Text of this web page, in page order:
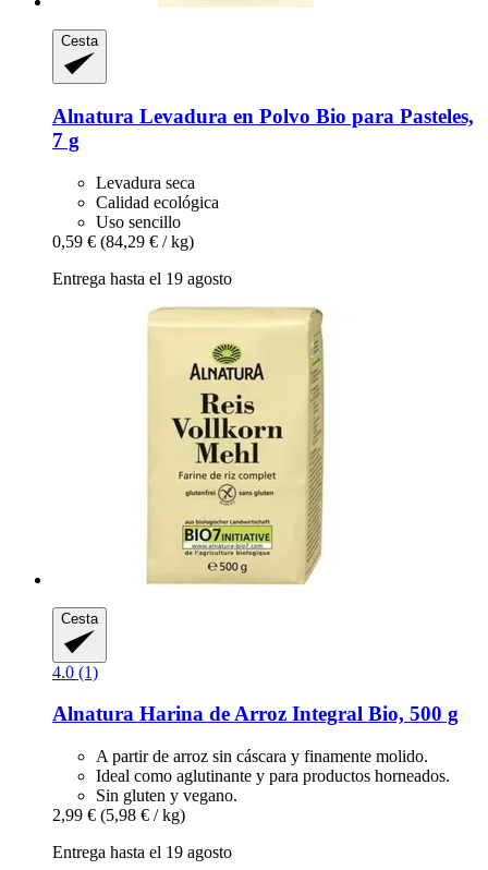
Cesta
Alnatura Levadura en Polvo Bio para Pasteles,
7 g
Levadura seca
Calidad ecológica
Uso sencillo
0,59 € (84,29 € / kg)
Entrega hasta el 19 agosto
Cesta
4.0 (1)
Alnatura Harina de Arroz Integral Bio, 500 g
A partir de arroz sin cáscara y finamente molido.
Ideal como aglutinante y para productos horneados.
Sin gluten y vegano.
2,99 € (5,98 € / kg)
Entrega hasta el 19 agosto